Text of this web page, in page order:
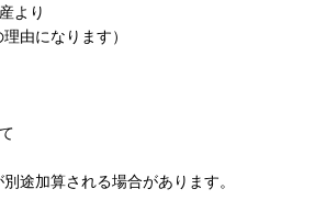
より
由になります）
途加算される場合があります。